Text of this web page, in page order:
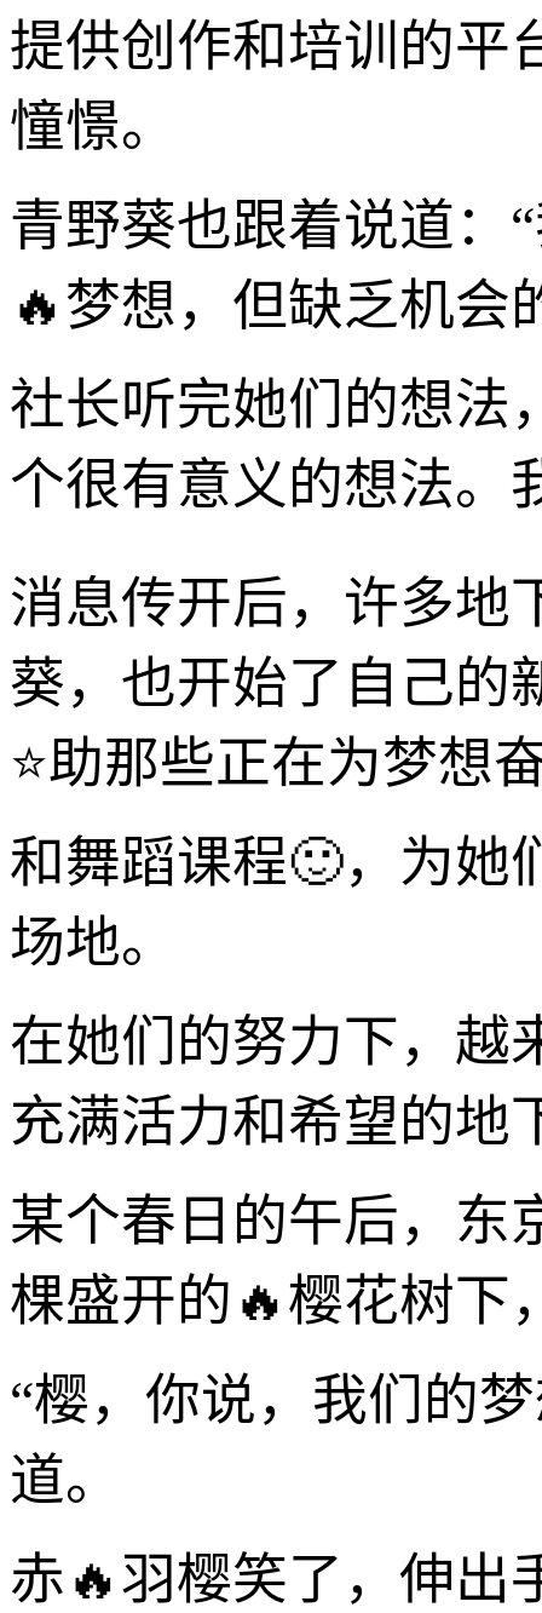
提供创作和培训的平
憧憬。
青野葵也跟着说道：
🔥梦想，但缺乏机会
社长听完她们的想法
个很有意义的想法。
消息传开后，许多地
葵，也开始了自己的
⭐助那些正在为梦想
和舞蹈课程🙂，为她
场地。
在她们的努力下，越
充满活力和希望的地
某个春日的午后，东
棵盛开的🔥樱花树下
“樱，你说，我们的
道。
赤🔥羽樱笑了，伸出